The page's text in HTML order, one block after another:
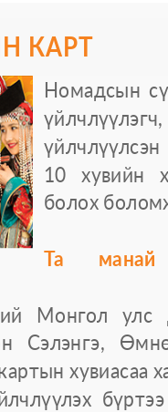
КАРТ
Номадсын
10 хувийн
болох
Та манай
Монгол улс
Сэлэнгэ,
хувиасаа